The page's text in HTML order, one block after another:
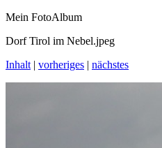
Mein FotoAlbum
Dorf Tirol im Nebel.jpeg
Inhalt | vorheriges | nächstes